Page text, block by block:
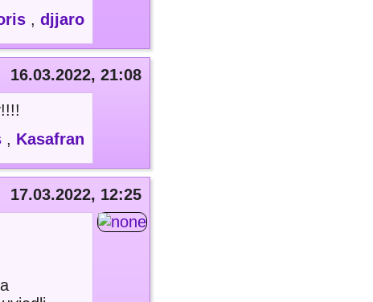
, djjaro
16.03.2022, 21:08
, Kasafran
17.03.2022, 12:25